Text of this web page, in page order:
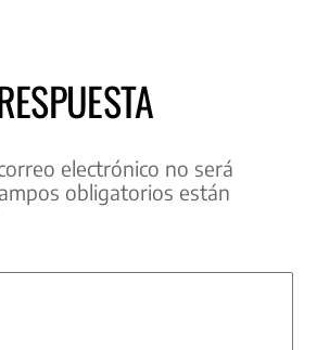
electrónico no será
obligatorios están